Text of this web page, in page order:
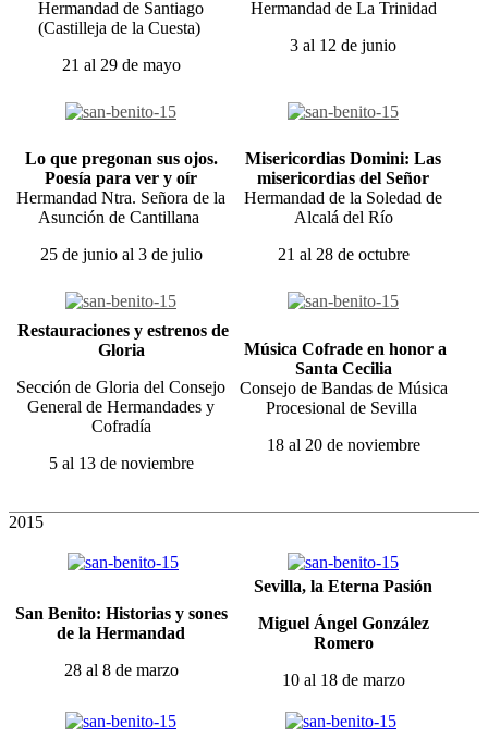
Hermandad de Santiago
(Castilleja de la Cuesta)
21 al 29 de mayo
Hermandad de La Trinidad
3 al 12 de junio
Lo que pregonan sus ojos.
Poesía para ver y oír
Hermandad Ntra. Señora de la
Asunción de Cantillana
25 de junio al 3 de julio
Misericordias Domini: Las
misericordias del Señor
Hermandad de la Soledad de
Alcalá del Río
21 al 28 de octubre
Restauraciones y estrenos de
Gloria
Sección de Gloria del Consejo
General de Hermandades y
Cofradía
5 al 13 de noviembre
Música Cofrade en honor a
Santa Cecilia
Consejo de Bandas de Música
Procesional de Sevilla
18 al 20 de noviembre
2015
San Benito: Historias y sones
de la Hermandad
28 al 8 de marzo
Sevilla, la Eterna Pasión
Miguel Ángel González
Romero
10 al 18 de marzo